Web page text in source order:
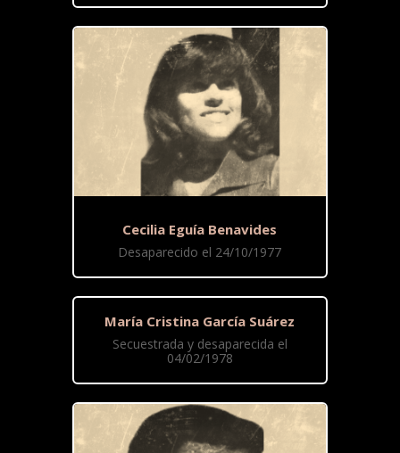
Cecilia Eguía Benavides
Desaparecido el 24/10/1977
María Cristina García Suárez
Secuestrada y desaparecida el
04/02/1978